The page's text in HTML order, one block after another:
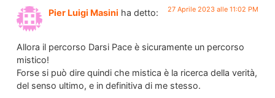
Pier Luigi Masini ha detto: 27 Aprile 2023 alle 11:02 PM
Allora il percorso Darsi Pace è sicuramente un percorso
mistico!
Forse si può dire quindi che mistica è la ricerca della verità,
del senso ultimo, e in definitiva di me stesso.